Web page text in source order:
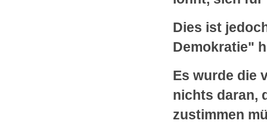
Dies ist
Demokratie"
Es wurde die
nichts daran,
zustimmen